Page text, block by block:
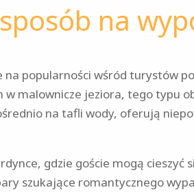
na
popularności wśród turystów
malownicze jeziora, tego typu
na tafli wody, oferują
gdzie goście mogą cieszyć
szukające romantycznego